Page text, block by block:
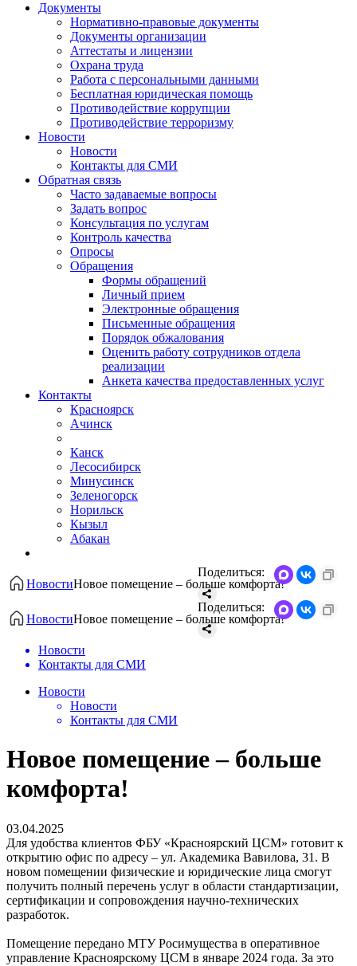
Документы
Нормативно-правовые документы
Документы организации
Аттестаты и лицензии
Охрана труда
Работа с персональными данными
Бесплатная юридическая помощь
Противодействие коррупции
Противодействие терроризму
Новости
Новости
Контакты для СМИ
Обратная связь
Часто задаваемые вопросы
Задать вопрос
Консультация по услугам
Контроль качества
Опросы
Обращения
Формы обращений
Личный прием
Электронные обращения
Письменные обращения
Порядок обжалования
Оценить работу сотрудников отдела
реализации
Анкета качества предоставленных услуг
Контакты
Красноярск
Ачинск
Канск
Лесосибирск
Минусинск
Зеленогорск
Норильск
Кызыл
Абакан
НовостиНовое помещение – больше комфорта!
Поделиться:
НовостиНовое помещение – больше комфорта!
Поделиться:
Новости
Контакты для СМИ
Новости
Новости
Контакты для СМИ
Новое помещение – больше
комфорта!
03.04.2025
Для удобства клиентов ФБУ «Красноярский ЦСМ» готовит к
открытию офис по адресу – ул. Академика Вавилова, 31. В
новом помещении физические и юридические лица смогут
получить полный перечень услуг в области стандартизации,
сертификации и сопровождения научно-технических
разработок.
Помещение передано МТУ Росимущества в оперативное
управление Красноярскому ЦСМ в январе 2024 года. За это